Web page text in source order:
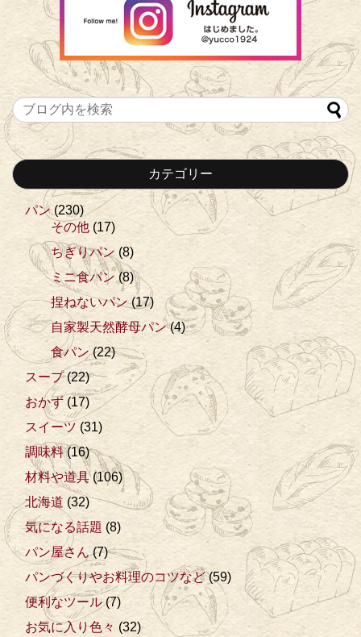
カテゴリー
パン(230)
その他 (17)
ちぎりパン (8)
ミニ食パン (8)
捏ねないパン(17)
自家製天然酵母パン(4)
食パン(22)
スープ(22)
おかず (17)
スイーツ (31)
調味料(16)
材料や道具(106)
北海道 (32)
気になる話題 (8)
パン屋さん(7)
パンづくりやお料理のコツなど(59)
便利なツール(7)
お気に入り色々 (32)